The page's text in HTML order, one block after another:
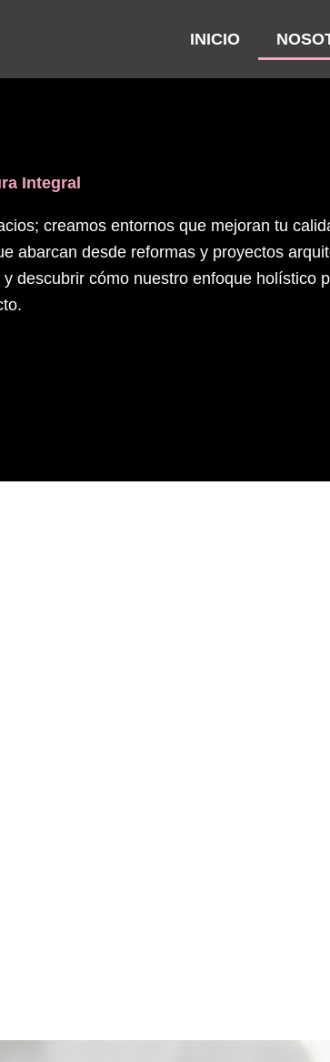
INICIO
Integral
creamos entornos que mejoran tu
abarcan desde reformas y proyectos
descubrir cómo nuestro enfoque holístico